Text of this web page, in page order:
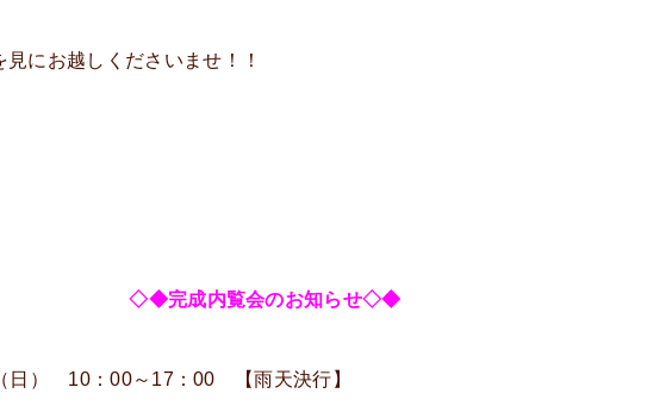
にお越しくださいませ！！
◇◆完成内覧会のお知らせ◇◆
日） 10：00～17：00 【雨天決行】